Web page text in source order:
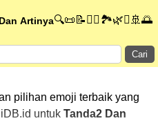
Artinya🔍📜📝🧘‍♀️🏞️🌿⚓🚢🌅
Cari
pilihan emoji terbaik yang
untuk Tanda2 Dan